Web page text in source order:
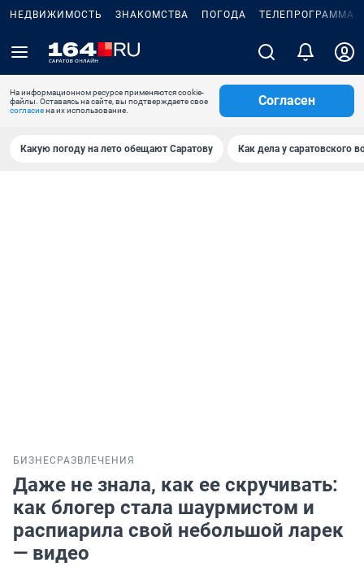
НЕДВИЖИМОСТЬ ЗНАКОМСТВА ПОГОДА ТЕЛЕПРОГРАММА
На информационном ресурсе применяются cookie-
файлы. Оставаясь на сайте, вы подтверждаете свое
согласиена их использование.
Согласен
Какую погоду на лето обещают Саратову Как дела у саратовского
БИЗНЕС РАЗВЛЕЧЕНИЯ
Даже не знала, как ее скручивать:
как блогер стала шаурмистом и
распиарила свой небольшой ларек
— видео